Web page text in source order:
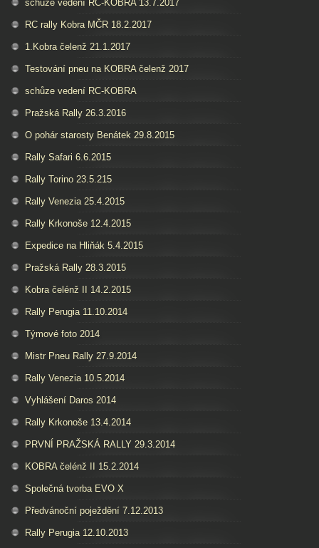
schůze vedení RC-KOBRA 13.7.2017
RC rally Kobra MČR 18.2.2017
1.Kobra čelenž 21.1.2017
Testování pneu na KOBRA čelenž 2017
schůze vedení RC-KOBRA
Pražská Rally 26.3.2016
O pohár starosty Benátek 29.8.2015
Rally Safari 6.6.2015
Rally Torino 23.5.215
Rally Venezia 25.4.2015
Rally Krkonoše 12.4.2015
Expedice na Hliňák 5.4.2015
Pražská Rally 28.3.2015
Kobra čelénž II 14.2.2015
Rally Perugia 11.10.2014
Týmové foto 2014
Mistr Pneu Rally 27.9.2014
Rally Venezia 10.5.2014
Vyhlášení Daros 2014
Rally Krkonoše 13.4.2014
PRVNÍ PRAŽSKÁ RALLY 29.3.2014
KOBRA čelénž II 15.2.2014
Společná tvorba EVO X
Předvánoční poježdění 7.12.2013
Rally Perugia 12.10.2013